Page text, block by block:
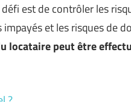
est de contrôler les
et les risques de
locataire peut être